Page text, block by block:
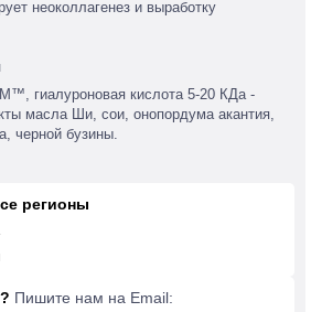
неоколлагенез и выработку
гиалуроновая кислота 5-20 КДа -
масла Ши, сои, онопордума акантия,
черной бузины.
регионы
Пишите нам на Email: